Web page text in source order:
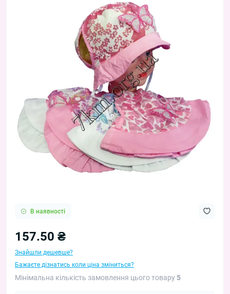
В наявності
157.50 ₴
Знайшли дешевше?
Бажаєте дізнатись коли ціна зміниться?
Мінімальна кількість замовлення цього товару 5